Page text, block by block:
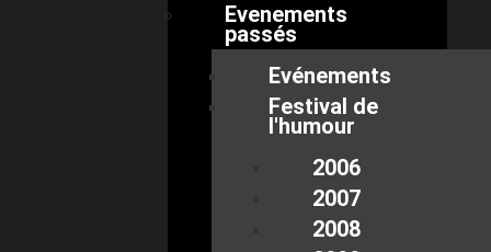
Evenements
passés
Evénements
Festival de
l'humour
2006
2007
2008